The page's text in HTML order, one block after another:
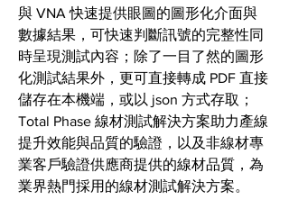
與 VNA 快速提供眼圖的圖形化介面與
數據結果，可快速判斷訊號的完整性同
時呈現測試內容；除了一目了然的圖形
化測試結果外，更可直接轉成 PDF 直接
儲存在本機端，或以 json 方式存取；
Total Phase 線材測試解決方案助力產線
提升效能與品質的驗證，以及非線材專
業客戶驗證供應商提供的線材品質，為
業界熱門採用的線材測試解決方案。